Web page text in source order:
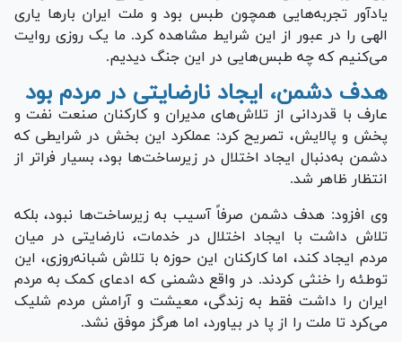
یادآور تجربه‌هایی همچون طبس بود و ملت ایران بار‌ها یاری
الهی را در عبور از این شرایط مشاهده کرد. ما یک روزی روایت
می‌کنیم که چه طبس‌هایی در این جنگ دیدیم.
هدف دشمن، ایجاد نارضایتی در مردم بود
عارف با قدردانی از تلاش‌های مدیران و کارکنان صنعت نفت و
پخش و پالایش، تصریح کرد: عملکرد این بخش در شرایطی که
دشمن به‌دنبال ایجاد اختلال در زیرساخت‌ها بود، بسیار فراتر از
انتظار ظاهر شد.
وی افزود: هدف دشمن صرفاً آسیب به زیرساخت‌ها نبود، بلکه
تلاش داشت با ایجاد اختلال در خدمات، نارضایتی در میان
مردم ایجاد کند، اما کارکنان این حوزه با تلاش شبانه‌روزی، این
توطئه را خنثی کردند. در واقع دشمنی که ادعای کمک به مردم
ایران را داشت فقط به زندگی، معیشت و آرامش مردم شلیک
می‌کرد تا ملت را از پا در بیاورد، اما هرگز موفق نشد.